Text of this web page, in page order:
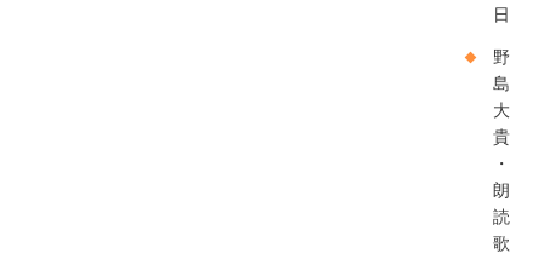
日
野
島
大
貴
・
朗
読
歌